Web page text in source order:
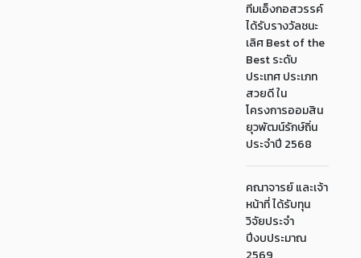
ทีมเอ็งกอสวรรค์
ได้รับรางวัลชนะ
เลิศ Best of the
Best ระดับ
ประเทศ ประเภท
สวยดี ใน
โครงการออมสิน
ยุวพัฒน์รักษ์ถิ่น
ประจำปี 2568
คณาจารย์ และเจ้า
หน้าที่ ได้รับทุน
วิจัยประจำ
ปีงบประมาณ